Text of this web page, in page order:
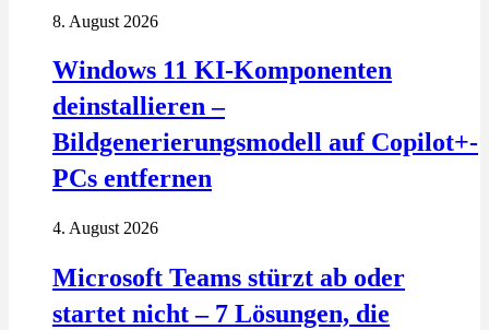
8. August 2026
Windows 11 KI-Komponenten
deinstallieren –
Bildgenerierungsmodell auf Copilot+-
PCs entfernen
4. August 2026
Microsoft Teams stürzt ab oder
startet nicht – 7 Lösungen, die